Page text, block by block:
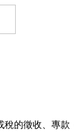
的徵收、專款